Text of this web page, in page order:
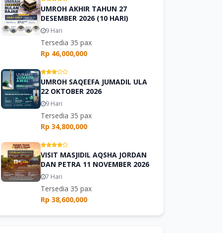
UMROH AKHIR TAHUN 27
DESEMBER 2026 (10 HARI)
9 Hari
Tersedia 35 pax
Rp 46,000,000
UMROH SAQEEFA JUMADIL ULA
22 OKTOBER 2026
9 Hari
Tersedia 35 pax
Rp 34,800,000
VISIT MASJIDIL AQSHA JORDAN
DAN PETRA 11 NOVEMBER 2026
7 Hari
Tersedia 35 pax
Rp 38,600,000